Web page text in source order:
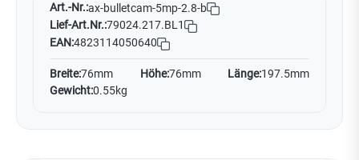
Art.-Nr.:ax-bulletcam-5mp-2.8-b
Lief-Art.Nr.:79024.217.BL1
EAN:4823114050640
Breite:76mm Höhe:76mm Länge:197.5mm
Gewicht:0.55kg